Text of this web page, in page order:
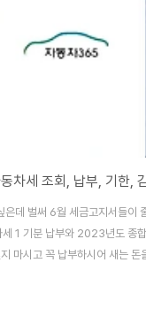
료용 장비로 사용될 수 있습니
은데 벌써 6월 세금고지서들이
1 기분 납부와 2023년도 종
마시고 꼭 납부하시어 새는 돈
지방세로 자동차 소유에 대하여